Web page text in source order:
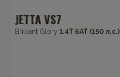
JETTA VS7
Brilliant Glory 1.4T 6AT (150